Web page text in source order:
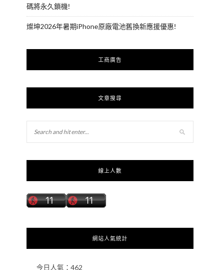
碼將永久鎖機!
燦坤2026年暑期iPhone原廠電池舊換新應援優惠!
工商廣告
文章搜尋
線上人數
網站人氣統計
今日人氣： 462